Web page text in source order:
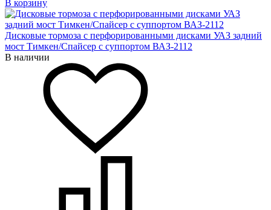
В корзину
Дисковые тормоза с перфорированными дисками УАЗ задний
мост Тимкен/Спайсер с суппортом ВАЗ-2112
В наличии